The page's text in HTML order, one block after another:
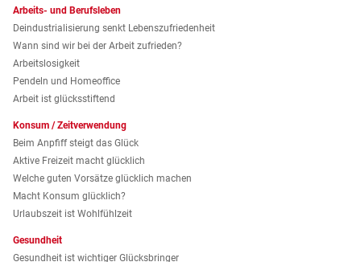
Arbeits- und Berufsleben
Deindustrialisierung senkt Lebenszufriedenheit
Wann sind wir bei der Arbeit zufrieden?
Arbeitslosigkeit
Pendeln und Homeoffice
Arbeit ist glücksstiftend
Konsum / Zeitverwendung
Beim Anpfiff steigt das Glück
Aktive Freizeit macht glücklich
Welche guten Vorsätze glücklich machen
Macht Konsum glücklich?
Urlaubszeit ist Wohlfühlzeit
Gesundheit
Gesundheit ist wichtiger Glücksbringer